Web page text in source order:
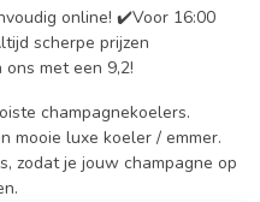
online! ✔️Voor 16:00
scherpe prijzen
met een 9,2!
champagnekoelers.
mooie luxe koeler / emmer.
zodat je jouw champagne op